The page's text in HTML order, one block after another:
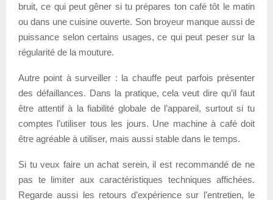
bruit, ce qui peut gêner si tu prépares ton café tôt le matin
ou dans une cuisine ouverte. Son broyeur manque aussi de
puissance selon certains usages, ce qui peut peser sur la
régularité de la mouture.
Autre point à surveiller : la chauffe peut parfois présenter
des défaillances. Dans la pratique, cela veut dire qu’il faut
être attentif à la fiabilité globale de l’appareil, surtout si tu
comptes l’utiliser tous les jours. Une machine à café doit
être agréable à utiliser, mais aussi stable dans le temps.
Si tu veux faire un achat serein, il est recommandé de ne
pas te limiter aux caractéristiques techniques affichées.
Regarde aussi les retours d’expérience sur l’entretien, le